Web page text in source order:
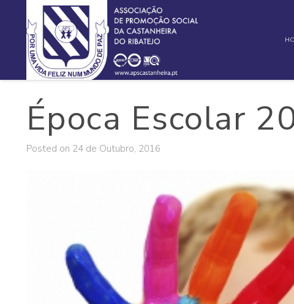
Época Escolar
Posted on 24 de Outubro, 2016